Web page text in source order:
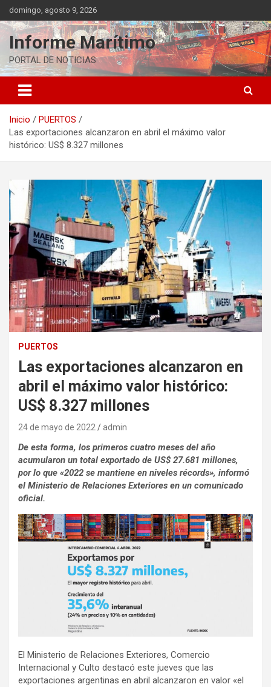
Saltar
al
contenido
domingo, agosto 9, 2026
Informe Marítimo
PORTAL DE NOTICIAS
Inicio
PUERTOS
Las exportaciones alcanzaron en abril el máximo valor
histórico: US$ 8.327 millones
PUERTOS
Las exportaciones alcanzaron en
abril el máximo valor histórico:
US$ 8.327 millones
24 de mayo de 2022 admin
De esta forma, los primeros cuatro meses del año
acumularon un total exportado de US$ 27.681 millones,
por lo que «2022 se mantiene en niveles récords», informó
el Ministerio de Relaciones Exteriores en un comunicado
oficial.
El Ministerio de Relaciones Exteriores, Comercio
Internacional y Culto destacó este jueves que las
exportaciones argentinas en abril alcanzaron en valor «el